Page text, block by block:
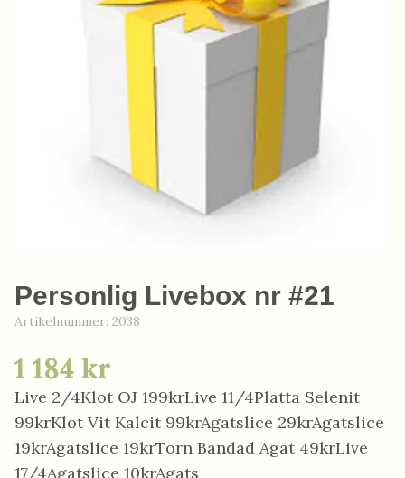
Personlig Livebox nr #21
Artikelnummer: 2038
1 184 kr
Live 2/4Klot OJ 199krLive 11/4Platta Selenit
99krKlot Vit Kalcit 99krAgatslice 29krAgatslice
19krAgatslice 19krTorn Bandad Agat 49krLive
17/4Agatslice 10krAgats